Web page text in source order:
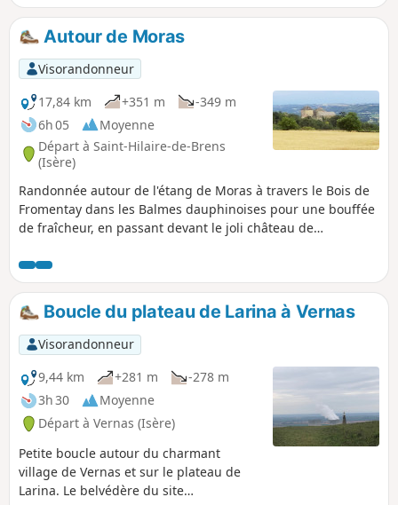
Autour de Moras
Visorandonneur
17,84 km
+351 m
-349 m
6h 05
Moyenne
Départ à Saint-Hilaire-de-Brens
(Isère)
Randonnée autour de l'étang de Moras à travers le Bois de
Fromentay dans les Balmes dauphinoises pour une bouffée
de fraîcheur, en passant devant le joli château de
Boucle du plateau de Larina à Vernas
Visorandonneur
9,44 km
+281 m
-278 m
3h 30
Moyenne
Départ à Vernas (Isère)
Petite boucle autour du charmant
village de Vernas et sur le plateau de
Larina. Le belvédère du site